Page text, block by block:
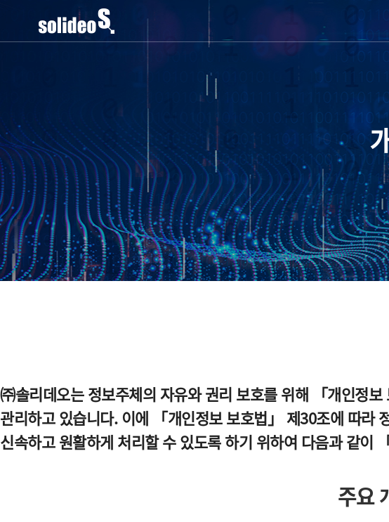
㈜솔리데오는 정보주체의 자유와 권리 보호를 위해 「개인정
관리하고 있습니다. 이에 「개인정보 보호법」 제30조에 따라
신속하고 원활하게 처리할 수 있도록 하기 위하여 다음과 같이
주요